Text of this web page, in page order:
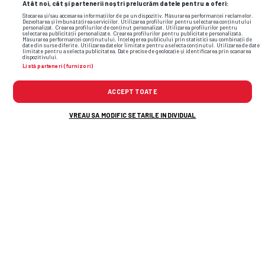
Atât noi, cât și partenerii noștri prelucrăm datele pentru a oferi:
Stocarea și/sau accesarea informațiilor de pe un dispozitiv. Măsurarea performanței reclamelor.
Dezvoltarea și îmbunătățirea serviciilor. Utilizarea profilurilor pentru selectarea conținutului
personalizat. Crearea profilurilor de conținut personalizat. Utilizarea profilurilor pentru
selectarea publicității personalizate. Crearea profilurilor pentru publicitate personalizată.
Măsurarea performanței conținutului. Înțelegerea publicului prin statistici sau combinații de
date din surse diferite. Utilizarea datelor limitate pentru a selecta conținutul. Utilizarea de date
limitate pentru a selecta publicitatea. Date precise de geolocație și identificarea prin scanarea
dispozitivului.
Listă parteneri (furnizori)
ACCEPT TOATE
VREAU SA MODIFIC SETARILE INDIVIDUAL